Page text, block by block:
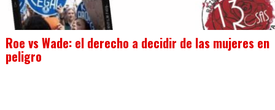
Roe vs Wade: el derecho a decidir de las mujeres en
peligro